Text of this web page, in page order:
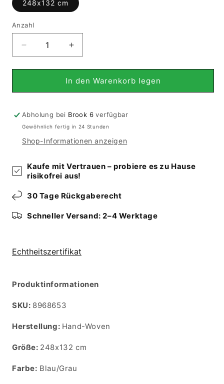
248x132 cm
Anzahl
Verringere
die
Menge
Jajim
cm)
Erhöhe
die
Menge
für
Jajim
cm)
In den Warenkorb legen
Abholung bei Brook 6 verfügbar
Gewöhnlich fertig in 24 Stunden
Shop-Informationen anzeigen
Kaufe mit Vertrauen – probiere es zu Hause
risikofrei aus!
30 Tage Rückgaberecht
Schneller Versand: 2–4 Werktage
Echtheitszertifikat
Produktinformationen
SKU:
SKU: 8968653
Herstellung: Hand-Woven
Größe: 248x132 cm
Farbe: Blau/Grau